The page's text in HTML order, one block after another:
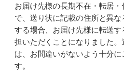
お届け先様の長期不在・転居
で、送り状に記載の住所と異
する場合、お届け先様に転送
担いただくことになりました
は、お間違いがないよう十分に
す。